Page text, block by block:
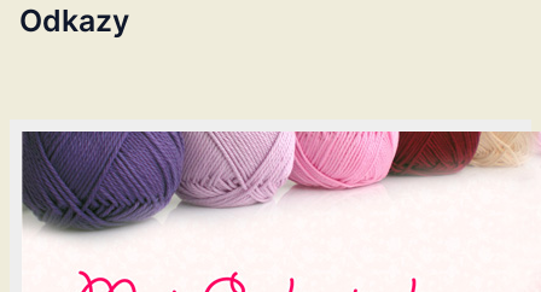
Odkazy